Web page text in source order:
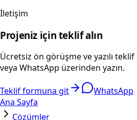
İletişim
Projeniz için teklif alın
Ücretsiz ön görüşme ve yazılı
veya WhatsApp üzerinden yazın.
Teklif formuna git
WhatsApp
Ana Sayfa
Çözümler